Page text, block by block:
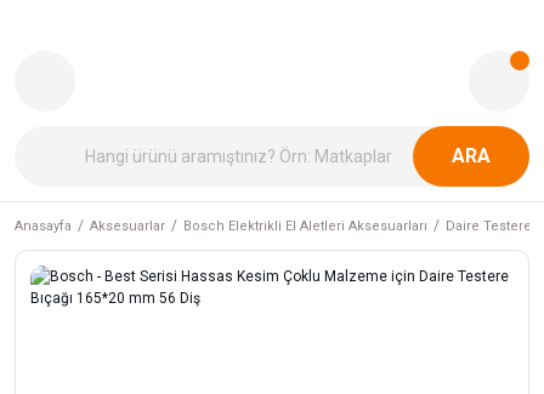
ARA
Anasayfa Aksesuarlar Bosch Elektrikli El Aletleri Aksesuarları Daire Testere